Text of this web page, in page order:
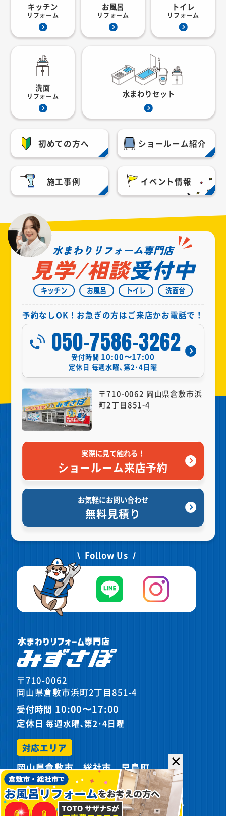
キッチン
リフォーム
お風呂
リフォーム
トイレ
リフォーム
洗面
リフォーム 水まわりセット
初めての方へ ショールーム紹介
施工事例 イベント情報
水まわりリフォーム専門店
見学/相談受付中
キッチン お風呂 トイレ 洗面台
予約なしOK！お急ぎの方はご来店かお電話で！
050-7586-3262
受付時間 10:00〜17:00
定休日 毎週水曜､第2･4日曜
〒710-0062 岡山県倉敷市浜
町2丁目851-4
実際に見て触れる！
ショールーム来店予約
お気軽にお問い合わせ
無料見積り
Follow Us
〒710-0062
岡山県倉敷市浜町2丁目851-4
受付時間 10:00〜17:00
定休日毎週水曜､第2･4日曜
対応エリア
岡山県倉敷市、総社市、早島町
プライバシーポリシー サイトマップ
✕